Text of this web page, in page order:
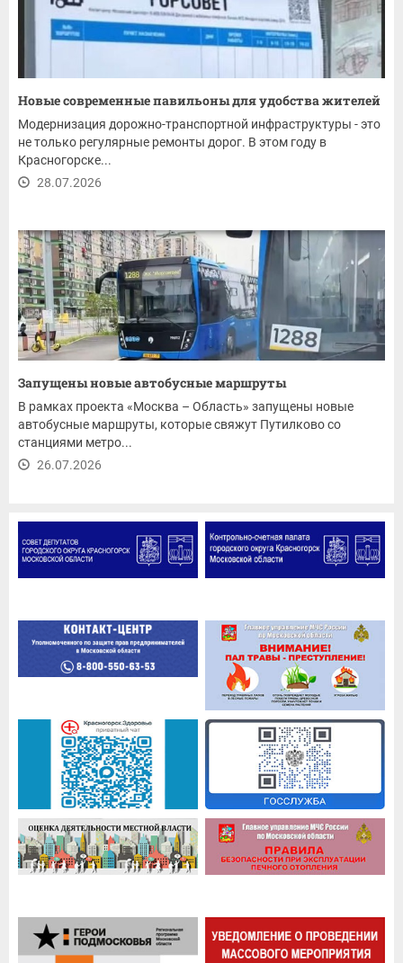
Новые современные павильоны для удобства жителей
Модернизация дорожно-транспортной инфраструктуры - это
не только регулярные ремонты дорог. В этом году в
Красногорске...
28.07.2026
Запущены новые автобусные маршруты
В рамках проекта «Москва – Область» запущены новые
автобусные маршруты, которые свяжут Путилково со
станциями метро...
26.07.2026